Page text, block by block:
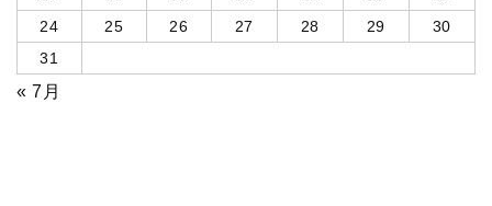
24
25 26 27 28 29
30
31
« 7月